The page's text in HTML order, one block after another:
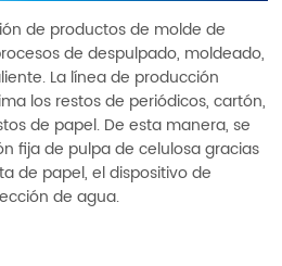
de productos de molde de
de despulpado, moldeado,
La línea de producción
los restos de periódicos, cartón,
de papel. De esta manera, se
fija de pulpa de celulosa gracias
de papel, el dispositivo de
de agua.